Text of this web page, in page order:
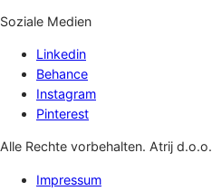
Soziale Medien
Linkedin
Behance
Instagram
Pinterest
Alle Rechte vorbehalten. Atrij d.o.o.
Impressum